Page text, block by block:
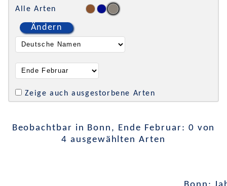
Alle Arten
Ändern
Zeige auch ausgestorbene Arten
Beobachtbar in Bonn, Ende Februar: 0 von
4 ausgewählten Arten